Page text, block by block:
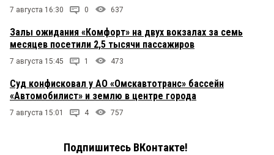
7 августа 16:30 0 637
Залы ожидания «Комфорт» на двух вокзалах за семь
месяцев посетили 2,5 тысячи пассажиров
7 августа 15:45 1 473
Суд конфисковал у АО «Омскавтотранс» бассейн
«Автомобилист» и землю в центре города
7 августа 15:01 4 757
Подпишитесь ВКонтакте!